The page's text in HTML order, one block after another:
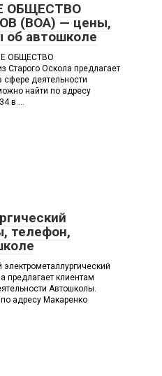
ОБЩЕСТВО
(ВОА) — цены,
об автошколе
ОБЩЕСТВО
Оскола предлагает
сфере деятельности
найти по адресу
в ...
телефон,
предлагает клиентам
Автошколы.
адресу Макаренко